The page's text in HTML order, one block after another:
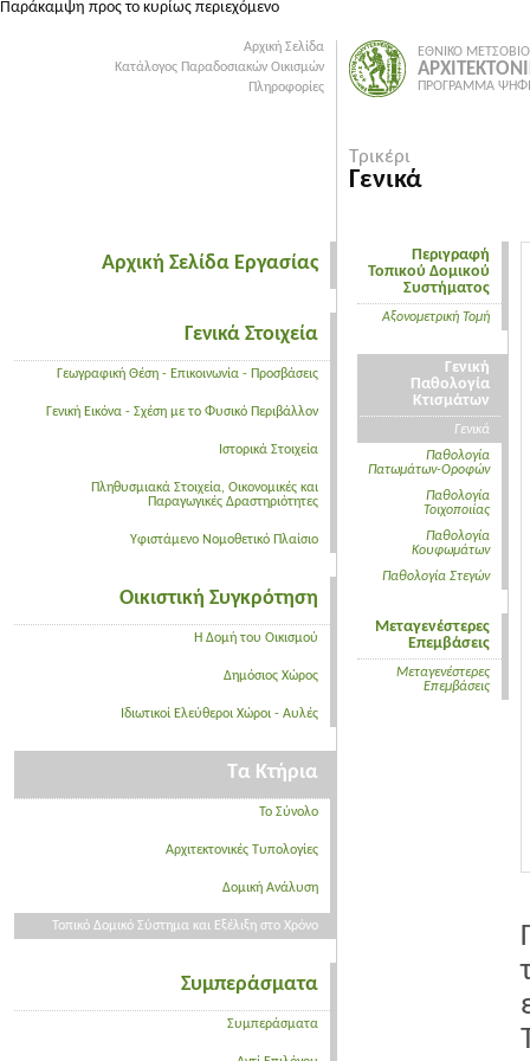
Παράκαμψη προς το κυρίως περιεχόμενο
Αρχική Σελίδα
Κατάλογος Παραδοσιακών Οικισμών
Πληροφορίες
Αρχική Σελίδα Εργασίας
Γενικά Στοιχεία
Γεωγραφική Θέση - Επικοινωνία - Προσβάσεις
Γενική Εικόνα - Σχέση με το Φυσικό Περιβάλλον
Ιστορικά Στοιχεία
Πληθυσμιακά Στοιχεία, Οικονομικές και
Παραγωγικές Δραστηριότητες
Υφιστάμενο Νομοθετικό Πλαίσιο
Οικιστική Συγκρότηση
Η Δομή του Οικισμού
Δημόσιος Χώρος
Ιδιωτικοί Ελεύθεροι Χώροι - Αυλές
Τα Κτήρια
Το Σύνολο
Αρχιτεκτονικές Τυπολογίες
Δομική Ανάλυση
Τοπικό Δομικό Σύστημα και Εξέλιξη στο Χρόνο
Συμπεράσματα
Συμπεράσματα
ΕΘΝΙΚΟ
ΠΡΟΓΡΑΜΜΑ
Τρικέρι
Γενικά
Περιγραφή
Τοπικού Δομικού
Συστήματος
Aξονομετρική Τομή
Γενική
Παθολογία
Κτισμάτων
Γενικά
Παθολογία
Πατωμάτων-Οροφών
Παθολογία
Τοιχοποιίας
Παθολογία
Κουφωμάτων
Παθολογία Στεγών
Μεταγενέστερες
Επεμβάσεις
Μεταγενέστερες
Επεμβάσεις